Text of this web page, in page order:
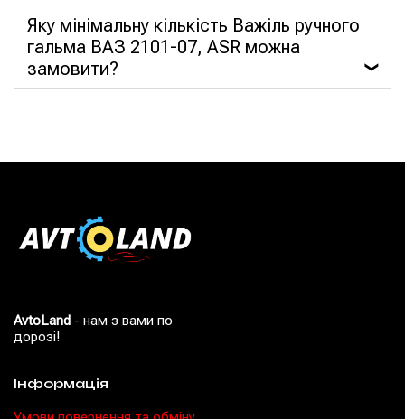
Яку мінімальну кількість Важіль ручного
гальма ВАЗ 2101-07, ASR можна
замовити?
❯
AvtoLand - нам з вами по
дорозі!
Інформація